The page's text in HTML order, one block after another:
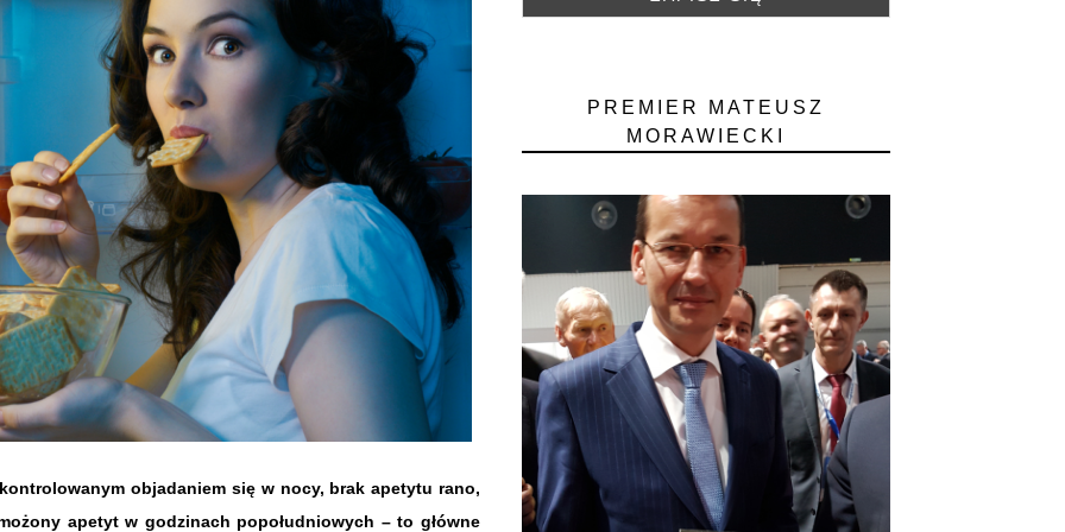
objadaniem się w nocy, brak apetytu rano,
apetyt w godzinach popołudniowych – to główne
PREMIER MATEUSZ
MORAWIECKI